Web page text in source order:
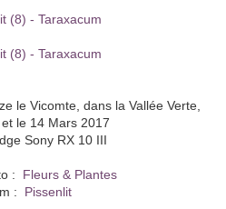
le Vicomte, dans la Vallée Verte,
le 14 Mars 2017
Sony RX 10 III
: Fleurs & Plantes
: Pissenlit